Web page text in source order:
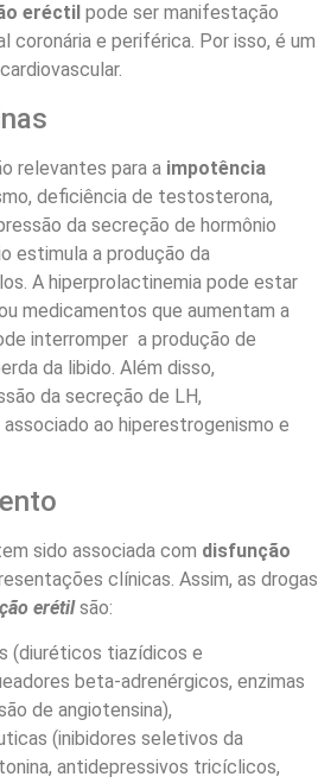
eréctil pode ser manifestação
coronária e periférica. Por isso, é um
relevantes para a impotência
deficiência de testosterona,
da secreção de hormônio
estimula a produção da
A hiperprolactinemia pode estar
medicamentos que aumentam a
interromper a produção de
da libido. Além disso,
da secreção de LH,
ao hiperestrogenismo e
sido associada com disfunção
clínicas. Assim, as drogas
erétilsão:
(diuréticos tiazídicos e
beta-adrenérgicos, enzimas
de angiotensina),
(inibidores seletivos da
antidepressivos tricíclicos,